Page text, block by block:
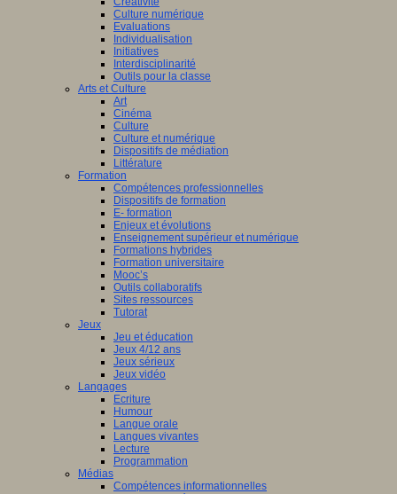
Culture numérique
Evaluations
Individualisation
Initiatives
Interdisciplinarité
Outils pour la classe
Arts et Culture
Art
Cinéma
Culture
Culture et numérique
Dispositifs de médiation
Littérature
Formation
Compétences professionnelles
Dispositifs de formation
E- formation
Enjeux et évolutions
Enseignement supérieur et numérique
Formations hybrides
Formation universitaire
Mooc’s
Outils collaboratifs
Sites ressources
Tutorat
Jeux
Jeu et éducation
Jeux 4/12 ans
Jeux sérieux
Jeux vidéo
Langages
Ecriture
Humour
Langue orale
Langues vivantes
Lecture
Programmation
Médias
Compétences informationnelles